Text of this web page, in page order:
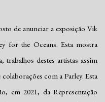
de anunciar a exposição Vik
for the Oceans. Esta mostra
trabalhos destes artistas assim
com a Parley. Esta
em 2021, da Representação